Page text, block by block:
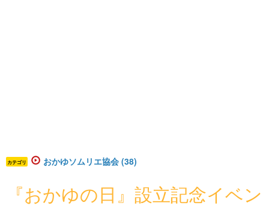
カテゴリ おかゆソムリエ協会 (38)
『おかゆの日』設立記念イベン